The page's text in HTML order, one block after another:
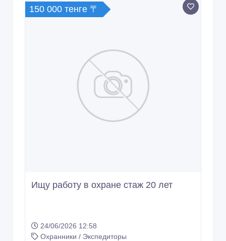
150 000 тенге 〒
Ищу работу в охране стаж 20 лет
24/06/2026 12:58
Охранники / Экспедиторы